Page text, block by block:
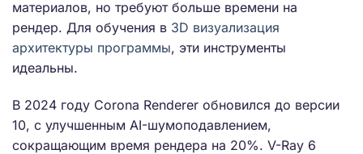
материалов, но требуют больше времени на
рендер. Для обучения в 3D визуализация
архитектуры программы, эти инструменты
идеальны.
В 2024 году Corona Renderer обновился до версии
10, с улучшенным AI-шумоподавлением,
сокращающим время рендера на 20%. V-Ray 6